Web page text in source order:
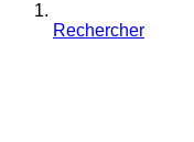
Rechercher